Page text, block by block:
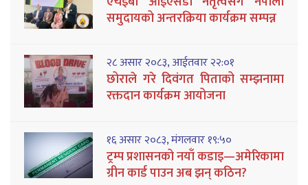
समुदायको अन्तरक्रिया कार्यक्रम सम्पन्न
२८ असार २०८३, आईतवार २२:०१
छोराले गरे दिवंगत पिताको सम्झनामा
रक्तदान कार्यक्रम आयोजना
१६ असार २०८३, मंगलवार १९:५०
ट्रम्प प्रशासनको नयाँ कडाइ—अमेरिकामा
ग्रीन कार्ड पाउन अब झन् कठिन?